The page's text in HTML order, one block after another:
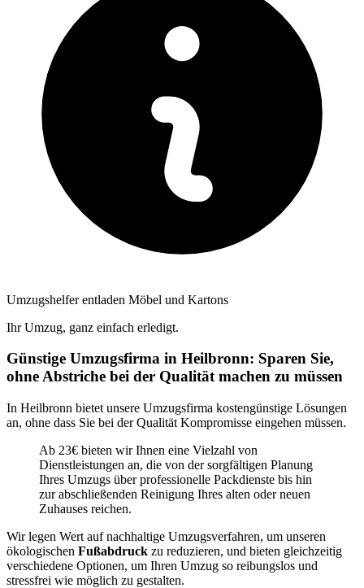
Umzugshelfer entladen Möbel und Kartons
Ihr Umzug, ganz einfach erledigt.
Günstige Umzugsfirma in Heilbronn: Sparen Sie,
ohne Abstriche bei der Qualität machen zu müssen
In Heilbronn bietet unsere Umzugsfirma kostengünstige Lösungen
an, ohne dass Sie bei der Qualität Kompromisse eingehen müssen.
Ab 23€ bieten wir Ihnen eine Vielzahl von
Dienstleistungen an, die von der sorgfältigen Planung
Ihres Umzugs über professionelle Packdienste bis hin
zur abschließenden Reinigung Ihres alten oder neuen
Zuhauses reichen.
Wir legen Wert auf nachhaltige Umzugsverfahren, um unseren
ökologischen Fußabdruck zu reduzieren, und bieten gleichzeitig
verschiedene Optionen, um Ihren Umzug so reibungslos und
stressfrei wie möglich zu gestalten.